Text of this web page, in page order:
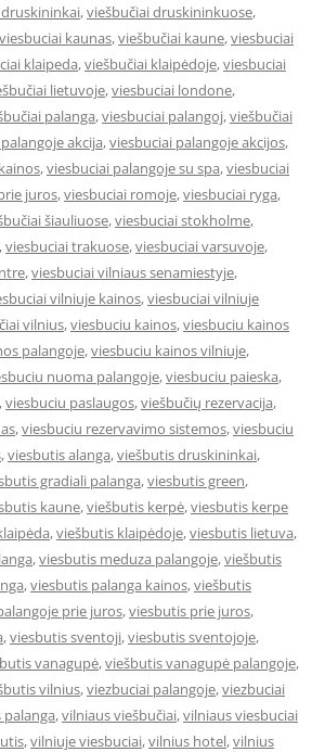
,viešbučiai druskininkuose,
viesbuciai kaunas,viešbučiai kaune,viesbuciai
klaipeda,viešbučiai klaipėdoje,viesbuciai
lietuvoje,viesbuciai londone,
palanga,viesbuciai palangoj,viešbučiai
akcija,viesbuciai palangoje akcijos,
,viesbuciai palangoje su spa,viesbuciai
juros,viesbuciai romoje,viesbuciai ryga,
šiauliuose,viesbuciai stokholme,
,viesbuciai trakuose,viesbuciai varsuvoje,
,viesbuciai vilniaus senamiestyje,
vilniuje kainos,viesbuciai vilniuje
vilnius,viesbuciu kainos,viesbuciu kainos
palangoje,viesbuciu kainos vilniuje,
nuoma palangoje,viesbuciu paieska,
,viesbuciu paslaugos,viešbučių rezervacija,
,viesbuciu rezervavimo sistemos,viesbuciu
,viesbutis alanga,viešbutis druskininkai,
gradiali palanga,viesbutis green,
kaune,viešbutis kerpė,viesbutis kerpe
,viešbutis klaipėdoje,viesbutis lietuva,
,viesbutis meduza palangoje,viešbutis
,viesbutis palanga kainos,viešbutis
prie juros,viesbutis prie juros,
,viesbutis sventoji,viesbutis sventojoje,
vanagupė,viešbutis vanagupė palangoje,
vilnius,viezbuciai palangoje,viezbuciai
,vilniaus viešbučiai,vilniaus viesbuciai
,vilniuje viesbuciai,vilnius hotel,vilnius